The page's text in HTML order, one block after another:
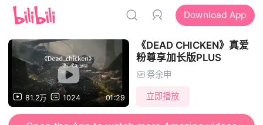
Download App
81.2万 1024 01:29
《DEAD CHICKEN》真爱
粉尊享加长版PLUS
祭余申
立即播放